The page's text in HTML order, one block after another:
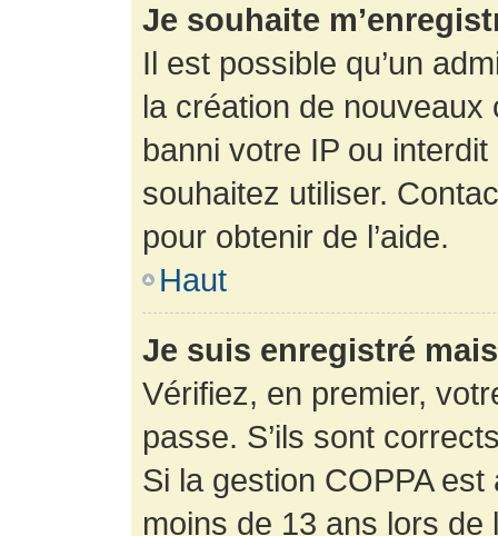
Je souhaite
Il est possible qu’un
la création de
banni votre IP ou
souhaitez utiliser.
pour obtenir de l’aide.
Haut
Je suis enregistré
Vérifiez, en premier,
passe. S’ils sont
Si la gestion COPPA
moins de 13 ans lors de